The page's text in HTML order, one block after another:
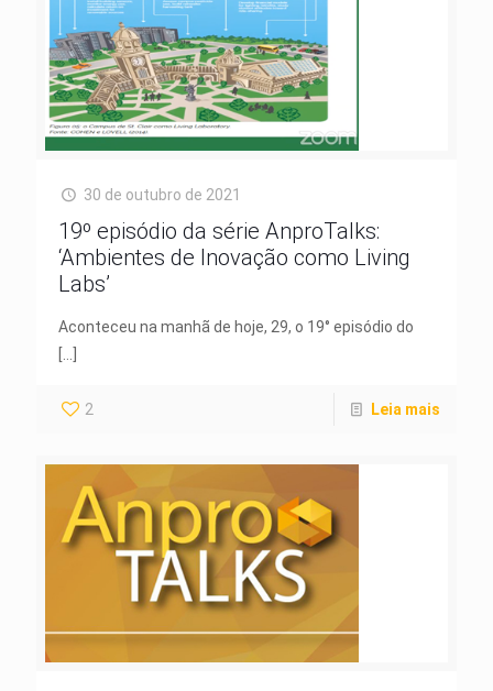
30 de outubro de 2021
19º episódio da série AnproTalks:
‘Ambientes de Inovação como Living
Labs’
Aconteceu na manhã de hoje, 29, o 19° episódio do
2 Leia mais